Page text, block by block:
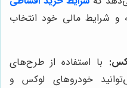
و شرایط مالی خود انتخاب
با استفاده از طرح‌های
خودروهای لوکس و